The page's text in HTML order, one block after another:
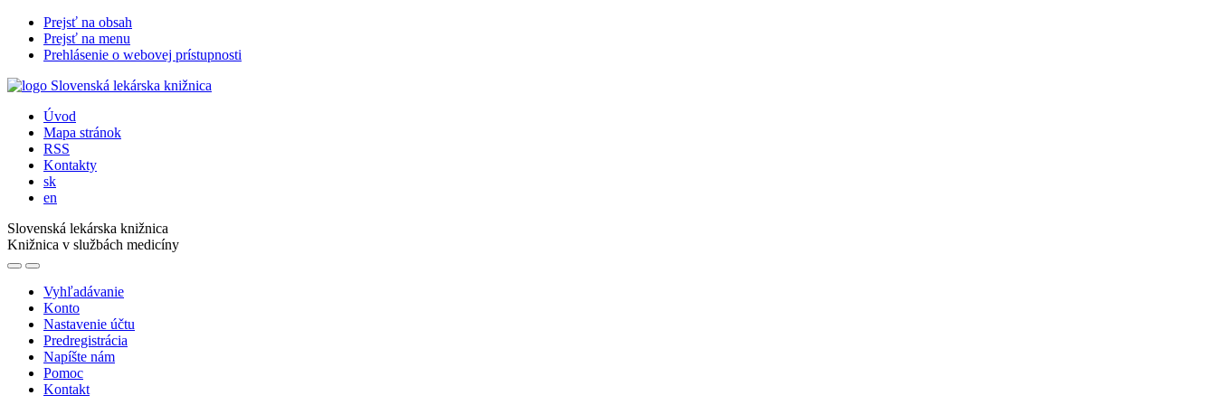
Prejsť na obsah
Prejsť na menu
Prehlásenie o webovej prístupnosti
Úvod
Mapa stránok
RSS
Kontakty
sk
en
Slovenská lekárska knižnica
Knižnica v službách medicíny
Vyhľadávanie
Konto
Nastavenie účtu
Predregistrácia
Napíšte nám
Pomoc
Kontakt